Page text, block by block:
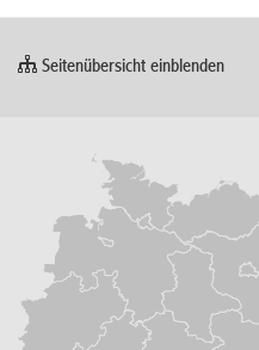
Seitenübersicht einblenden